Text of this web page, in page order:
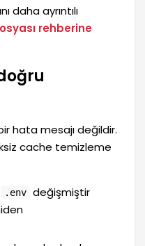
daha ayrıntılı
rehberine
hata mesajı değildir.
cache temizleme
.env değişmiştir